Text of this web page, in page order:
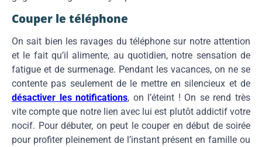
Couper le téléphone
On sait bien les ravages du téléphone sur notre attention
et le fait qu’il alimente, au quotidien, notre sensation de
fatigue et de surmenage. Pendant les vacances, on ne se
contente pas seulement de le mettre en silencieux et de
désactiver les notifications, on l’éteint ! On se rend très
vite compte que notre lien avec lui est plutôt addictif votre
nocif. Pour débuter, on peut le couper en début de soirée
pour profiter pleinement de l’instant présent en famille ou